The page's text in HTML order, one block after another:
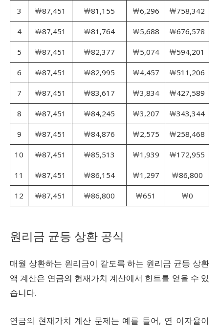
3 ￦87,451 ￦81,155 ￦6,296 ￦758,342
4 ￦87,451 ￦81,764 ￦5,688 ￦676,578
5 ￦87,451 ￦82,377 ￦5,074 ￦594,201
6 ￦87,451 ￦82,995 ￦4,457 ￦511,206
7 ￦87,451 ￦83,617 ￦3,834 ￦427,589
8 ￦87,451 ￦84,245 ￦3,207 ￦343,344
9 ￦87,451 ￦84,876 ￦2,575 ￦258,468
10 ￦87,451 ￦85,513 ￦1,939 ￦172,955
11 ￦87,451 ￦86,154 ￦1,297 ￦86,800
12 ￦87,451 ￦86,800 ￦651 ￦0
원리금 균등 상환 공식
매월 상환하는 원리금이 같도록 하는 원리금 균등 상환
액 계산은 연금의 현재가치 계산에서 힌트를 얻을 수 있
습니다.
연금의 현재가치 계산 문제는 예를 들어, 연 이자율이